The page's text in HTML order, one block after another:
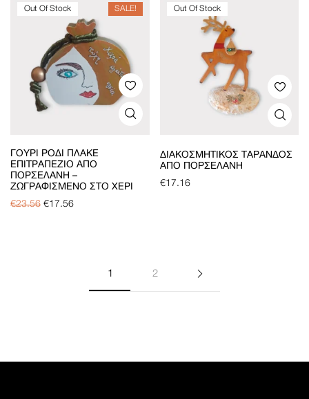
SALE!
Out Of Stock
ΓΟΎΡΙ ΡΌΔΙ ΠΛΑΚΈ
ΕΠΙΤΡΑΠΈΖΙΟ ΑΠΌ
ΠΟΡΣΕΛΆΝΗ –
ΖΩΓΡΑΦΙΣΜΈΝΟ ΣΤΟ ΧΈΡΙ
€23.56 €17.56
Out Of Stock
ΔΙΑΚΟΣΜΗΤΙΚΌΣ ΤΑΡΆΝΔΟΣ
ΑΠΌ ΠΟΡΣΕΛΆΝΗ
€17.16
1 2